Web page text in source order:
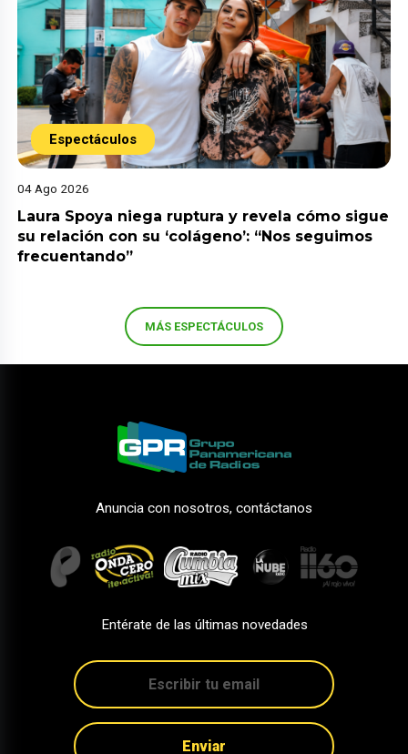
Espectáculos
04 Ago 2026
Laura Spoya niega ruptura y revela cómo sigue
su relación con su ‘colágeno’: “Nos seguimos
frecuentando”
MÁS ESPECTÁCULOS
Anuncia con nosotros, contáctanos
Entérate de las últimas novedades
Enviar